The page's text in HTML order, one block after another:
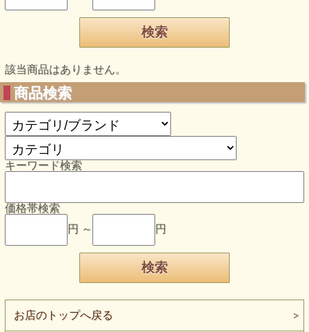
該当商品はありません。
商品検索
キーワード検索
価格帯検索
円 ～
円
お店のトップへ戻る